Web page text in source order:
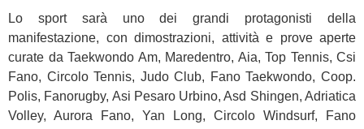
Lo sport sarà uno dei grandi protagonisti della
manifestazione, con dimostrazioni, attività e prove aperte
curate da Taekwondo Am, Maredentro, Aia, Top Tennis, Csi
Fano, Circolo Tennis, Judo Club, Fano Taekwondo, Coop.
Polis, Fanorugby, Asi Pesaro Urbino, Asd Shingen, Adriatica
Volley, Aurora Fano, Yan Long, Circolo Windsurf, Fano